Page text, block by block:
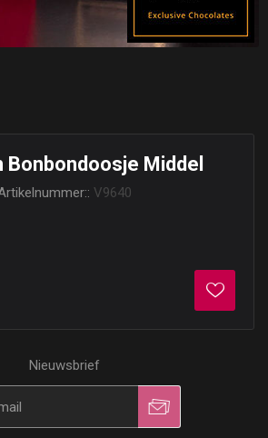
Bonbondoosje Middel
V9640
Nieuwsbrief